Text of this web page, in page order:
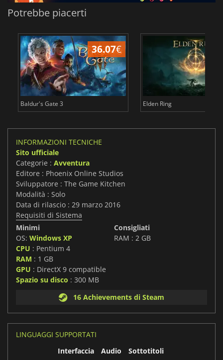
Potrebbe piacerti
36.07€
Baldur's Gate 3 Elden Ring
INFORMAZIONI TECNICHE
Sito ufficiale
Categorie : Avventura
Editore : Phoenix Online Studios
Sviluppatore : The Game Kitchen
Modalità : Solo
Data di rilascio : 29 marzo 2016
Requisiti di Sistema
Minimi
OS: Windows XP
CPU : Pentium 4
RAM : 1 GB
GPU : DirectX 9 compatible
Spazio su disco : 300 MB
Consigliati
RAM : 2 GB
16 Achievements di Steam
LINGUAGGI SUPPORTATI
Interfaccia
Audio Sottotitoli